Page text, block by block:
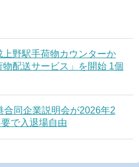
野駅手荷物カウンターか
配送サービス」を開始 1個
合同企業説明会が2026年2
で入退場自由